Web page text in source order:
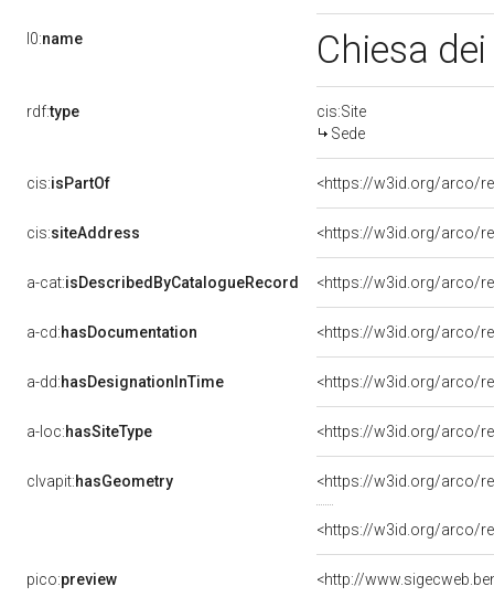
l0:name Chiesa
rdf:type
cis:Site
Sede
cis:isPartOf <https://w3id.org/arco/
cis:siteAddress <https://w3id.org/arco/
a-cat:isDescribedByCatalogueRecord <https://w3id.org/arco/
a-cd:hasDocumentation
a-dd:hasDesignationInTime <https://w3id.org/arco/
a-loc:hasSiteType <https://w3id.org/arco/
clvapit:hasGeometry <https://w3id.org/arco/
<https://w3id.org/arco/
pico:preview